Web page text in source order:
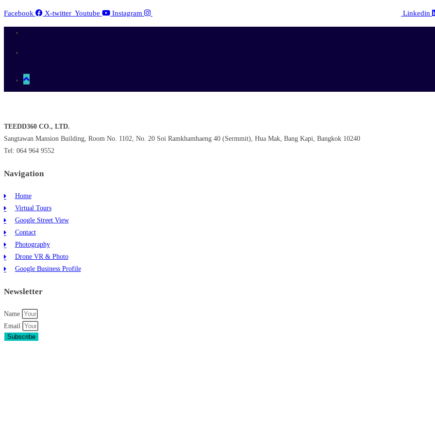
Facebook X-twitter Youtube Instagram Linkedin
TEEDD360 CO., LTD.
Sangtawan Mansion Building, Room No. 1102, No. 20 Soi Ramkhamhaeng 40 (Sermmit), Hua Mak, Bang Kapi, Bangkok 10240
Tel: 064 964 9552
Navigation
Home
Virtual Tours
Google Street View
Contact
Photography
Drone VR & Photo
Google Business Profile
Newsletter
Name
Email
Subscribe